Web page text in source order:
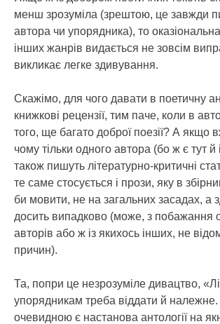
менш зрозуміла (зрештою, це завжди
автора чи упорядника), то
інших жанрів видається не зовсім
викликає легке здивування.
Скажімо, для чого давати в поетичну
книжкові рецензії, тим паче, коли в
того, ще багато доброї поезії? А якщо
чому тільки одного автора (бо ж є тут й
також пишуть літературно-критичні
те саме стосується і прози, яку в
би мовити, не на загальних засадах, а
досить випадково (може, з побажання
авторів або ж із якихось інших, не
причин).
Та, попри це незрозуміле дивацтво,
упорядникам треба віддати й
очевидною є настанова антології на